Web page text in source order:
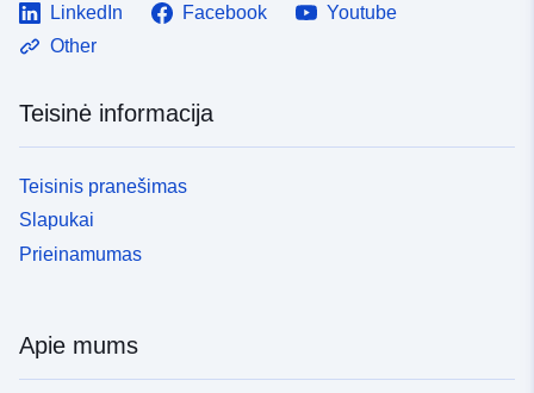
LinkedIn Facebook
Youtube
Other
Teisinė informacija
Teisinis pranešimas
Slapukai
Prieinamumas
Apie mums